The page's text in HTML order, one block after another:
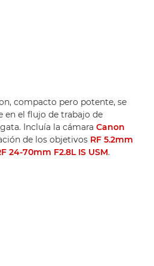
compacto pero potente, se
en el flujo de trabajo de
Incluía la cámara Canon
de los objetivos RF 5.2mm
24-70mm F2.8L IS USM.